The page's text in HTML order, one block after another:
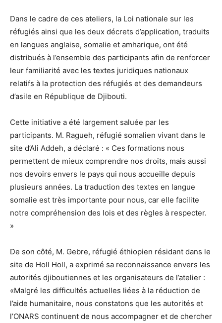
Dans le cadre de ces ateliers, la Loi nationale sur les
réfugiés ainsi que les deux décrets d’application, traduits
en langues anglaise, somalie et amharique, ont été
distribués à l’ensemble des participants afin de renforcer
leur familiarité avec les textes juridiques nationaux
relatifs à la protection des réfugiés et des demandeurs
d’asile en République de Djibouti.
Cette initiative a été largement saluée par les
participants. M. Ragueh, réfugié somalien vivant dans le
site d’Ali Addeh, a déclaré : « Ces formations nous
permettent de mieux comprendre nos droits, mais aussi
nos devoirs envers le pays qui nous accueille depuis
plusieurs années. La traduction des textes en langue
somalie est très importante pour nous, car elle facilite
notre compréhension des lois et des règles à respecter.
»
De son côté, M. Gebre, réfugié éthiopien résidant dans le
site de Holl Holl, a exprimé sa reconnaissance envers les
autorités djiboutiennes et les organisateurs de l’atelier :
«Malgré les difficultés actuelles liées à la réduction de
l’aide humanitaire, nous constatons que les autorités et
l’ONARS continuent de nous accompagner et de chercher